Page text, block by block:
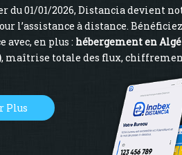
du 01/01/2026, Distancia devient
l’assistance à distance.
avec, en plus : hébergement en
, maîtrise totale des flux,
Plus